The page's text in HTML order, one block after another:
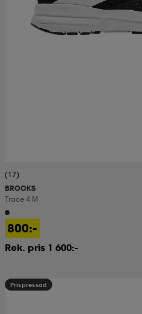
(17)
BROOKS
Trace 4 M
800:-
Rek. pris 1 600:-
Prispressad